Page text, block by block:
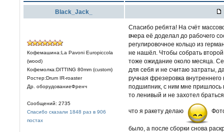
Black_Jack_
Кофемашина:La Pavoni Europiccola
(wood)
Кофемолка:DITTING 80mm (custom)
Ростер:Drum IR-roaster
Др. оборудованиеФренч
Сообщений: 2735
Спасибо сказали 1848 раз в 906
постах
Спасибо ребята! На счёт
вчера её доделал до рабочего
регулировочное кольцо из
не нашёл. Чтобы собрать
тоже ожидание около месяца.
для себя и не считаю затраты,
ручная фрезеровка
подшипник, с ним мне пришлось
то ленивый и не захотел
что я ракету делаю
было, а после сборки снова